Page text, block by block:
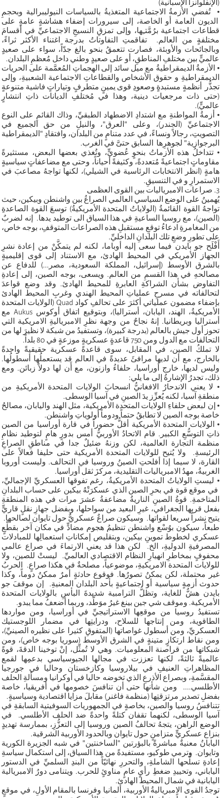
(الإنفلوانزا الإسبانية)
• تُفضي الأزمةُ الاجتماعية المتغذيةُ بالسياسات النيوليبرالية وبحجمِ
الديون العامة أو الخاصة، إلى سيرورات إضفاء هشاشةٍ عامةٍ على
قطاعات اجتماعية برُمَّتـِها، وإلى تمزقِ النسيجِ الاجتماعيِّ في أقسامَ
مختلفةٍ من العالم. تفاقمتِ التفاوتاتُ بدرجة اغتناء الأكثر ثراءً،
وبالجائحات والأوبئة، فصارت تتعمقُ بنحو بالغ جدّاً، سواء على صعيدٍ
عالميٍّ بين مختلفِ المناطقِ، أو على صعيدٍ وطني داخل مُعظمِ البلدان.
• الأزمةُ الديمقراطيةُ مع ميل سائد إلى الهجماتِ المُعمَّمة على الحريات
الديمقراطيةِ و حقوق الأشخاص والقطاعاتِ الاجتماعية الشعبيةِ، وإلى
تجذُّر أنظمةٍ مستبدةٍ وصعودِ قوى يمينٍ متطرفٍ وتياراتٍ فاشية متنوعةٍ
(حتى ذات مرجعيات دينية، وهذا في مُختلفِ الديانات ذاتِ انتشارٍ
عالميٍّ).
• أزمةُ المواطنةِ مع اشتدادِ الاضطهاد الطبقيِّ، وذاك القائمِ على النوع
الاجتماعيِّ (الجندر)، وعلى "العرق"، والنيلِ من حق الجميع في
التصويتِ، رجالاً ونساءً، في عدد متنامٍ من البلدان، وافتقادِ "الديمقراطية
البرجوازية" لجوهرِها السابق حتىَّ في الغرب.
• تتداخلُ هذه الأزماتُ بنحوٍ عُضويٍّ، وتُغذي بعضها البعض، مستثيرةً
مقاوماتٍ اجتماعيةً مُتعددةً، وكثيفةً أحياناً، وحتى مع مضاعفاتٍ سياسيةٍ
هامةٍ (انظر الانتخابات الرئاسية في الشيلي)، لكنها تواجهُ مصاعبَ في
الاستمرارِ و في التنسيقِ.
3. صراعات الامبرياليات بين القوى العظمى
يُهمينُ على الوضع السياسي العالمي الصراعُ بين واشنطن وبيكين، حيث
تواجهُ القوة القائمةُ (الولاياتُ المتحدة الأمريكيةُ) توسعَ القوة الصاعدةِ
(الصين)، مع روسيا الساعيةِ في هذا السياق الى توطيد يدها. إنه لضربٌ
من المغامرةِ ادعاءُ توقعِ مستقبلِ هذه الصراعات المتوقفِ، بوجه خاص،
على تطورِ وضعِ تلك البلدانِ الداخليِّ.
أَفْلَح جو بايدن فيما سعى إليه أوباما، لكنه لم يتمكَّنْ من إعادة نشرِ
الجهاز الأمريكي في المحيط الهادئ، مع الاستناد إلى قوى إقليميةٍ
بالشرق الأوسط (إسرائيل، المملكة السعودية، مصر...) للدفاع عن
مصالحهِ في هذا القسمِ من العالم. ويسعى، بوجه الصين، إلى إعادةِ
التفاوض بشأن الشراكةِ العابرةِ للمحيط الهادئ. وقد وضع قواعدَ
لتحالفاته في مسرحِ عملياتِ المحيط الهندي وغربِ المحيط الهادئ
بإضفاء مضمون عملياتي أكثرَ على تحالفِ كواد Quad (الولايات المتحدة
الأمريكيةُ، الهند، اليابان، أستراليا)، وبتوقيع اتفاق أوكوس Aukus مع
أستراليا وبريطانيا. إنهُ نجاحٌ من وجهة نظرِ الامبرياليةِ الامريكية التي
تحوز أول جيش بالعالم (بدرجة كبيرة)، وتستفيدُ من شبكة لا نظيرَ لها من
التحالفات مع الدول ومن 750 قاعدةٍ عسكريةٍ موزعةٍ في 80 بلداً.
لا تملكُ الصين، في المقابل، سوى قاعدةً عسكرية حقيقيةً واحدةً
بالخارج، مع أن لديها مرافئَ عديدةً في العالم قد يستعملُها أسطولُها.
وليس لديها، خارج أوراسيا، حلفاءُ وازنون، مع أَن لها دولاً زبائن. ومع
ذلك، تجدرُ الإشارةُ إلى ما يلي:
• لا يعني الاندحارُ الافغانيُّ انسحابَ الولايات المتحدة الأمريكيةِ من
منطقةِ آسيا، لكنه يُعزِّز يدَ الصينِ في آسيا الوسطى.
• إن لبعض حلفاءِ الولايات المتحدة الأمريكية، مثل الهند واليابان، مصالحُ
خاصة بوجه الصين لا تطابقُ حتماً ودوماً أولوياتِ واشنطن.
• الولايات المتحدة الأمريكية أقلُّ حضوراً في قارة أوراسيا من الصين
ذاتِ التوسُّعِ الكبير. قام الاتحادُ الأوربيُّ أمس بدورٍ هامٍ لتوطيد نظامِ
منظمة التجارة العالمية، لكن وزنهُ ضئيلٌ جدا في مناطقِ الصراعِ
الرئيسةِ. ولا يُتيح للولايات المتحدة الأمريكية حتى حليفا فعالاً على
القارة، لا سيما إذا أفلحتِ الصينُ وروسيا في التحالف. وليست أوروبا
الغربيةُ، مهدُ الامبرياليات التقليدية، مركزَ ثقل أوراسيا.
• ليستِ الولاياتُ المتحدة الأمريكيةُ، رغم تفوقها العسكريِّ الإجماليِّ،
في موقع قوة في بحرِ الصين الذي عسكرَتْهُ بيكين على حساب البلدانِ
المتاخمةِ. قوةُ الصينِ الناريةُ مضاعفةُ عشرَ مرات في هذه المنطقةِ
بفعل قربها الجغرافي، غيرِ البعيد من سواحلها، وبفضل جهازِ نقلٍ قاريٍّ
يتيح نشراً سريعا لقواتها. وسيكون صراعٌ عسكريٌّ حول تايوان لصالحها.
طبعاً، سيكون بوُسْع واشنطن تنظيمُ هجوم مضادٍّ في مكان آخر بقطْعٍ
عسكري لخطوط تموينِ بيكين، وبتقليص إمكاناتِ استعمالِها للمبادلات
المصرفيةِ الدوليةِ، الخ. لكن هذا قد يعني الارتماءَ في صراع عالمي
محفوفٍ بمخاطرِ انهيارِ النظام الاقتصادي العالميِّ. ليستْ للصين، ولا
للولايات المتحدة الامريكيةِ، موضوعياً، مصلحةٌ في هكذا صراعٍ. الحربُ
غير محتملة، لكن يمكنُ تصورُها. فوقوع حادثةٍ أمرٌ ممكنٌ دوماً، وكذا
حدوث أزمةٍ سياسية أو اجتماعيةٍ بأحد البلدان المعنيةِ. إن موقفَ جو
بايدن هشٌّ للغاية، وتظلُّ الترامبية شديدةَ البأسِ بالولايات المتحدة
الأمريكية. وموقف شي جين بينغ غيرُ موَطَّد، وربما أضعفُ مما يبدو.
تستفيدُ روسيا من موقعِها الاستراتيجيِّ في أوراسيا، ومن مواردها
الطاقوية، ومن إنتاجها للسلاح، ودرايتِها في مضمار اللوجستيك
العسكريِّ، ومن أسطول غواصاتها (المتفوقِ كثيرا على نظيره الصينيِّ)،
ومن نقاط ارتكازٍ متينةٍ في الشرق الأوسط (سوريا بوجه خاص)، ومن
شبكاتها من قراصنة المعلوميات. وهي لا تُمثِّل، إنْ توخينا الدقةَ، قوةً
عالميةً ثالثةً، لكنها تعززت في مجالها الجيوسياسي بدعمِها لقمع
المظاهراتِ العنيفِ في بيلاروسيا وكازخستان وحاليا في جورجيا
المقسَّمةِ، وبصراع الأذرعِ الذي تخوضه حاليا في أوكرانيا ومسألةِ الحلف
الأطلسي.... ومن شأنها حتى أن تنافسَ خصومها في أفريقيا، خاصة
بفضلِ تصدير مرتزقتِها (منظمة فاغنر) مقابلَ مزايا اقتصادية وسياسيةٍ.
تتنافسُ روسيا والصين، بخاصةٍ في الجمهوريات السوفيتية السابقةِ في
آسيا الوسطى، لكنهما تقفان كتلةً واحدةً ضد الحلف الأطلسي. في
الوضع الراهن، يتجهُ تحالفُ الصين وروسيا إلى التعزُّزِ، بممارسة تهديدٍ
بنزاع عسكريٍّ متزامنٍ حول تايوان وبالحدود الأوربية الشرقية.
اليابانُ معنيةٌ مباشرةً بالبؤرتين "الساخنتين" في شبه الجزيرة الكورية
وتايوان. وترمي طوكيو، مستفيدةً من هذا السياق، إلى استكمال سياسةِ
إعادةِ تسلُّحها الشاملةِ، والتحررِ نهائيّاً من البندِ السلميِّ في الدستور
الياباني، وتحييدِ ضغطِ رأيٍ عامٍ مناوئٍ للحرب. ويتنامى دورُ الامبريالية
اليابانية في شمال المحيط الهادئ.
توجدُ القوى الامبرياليةُ الأوربية، ألمانيا وفرنسا بالمقام الأولِ، في موقعٍ